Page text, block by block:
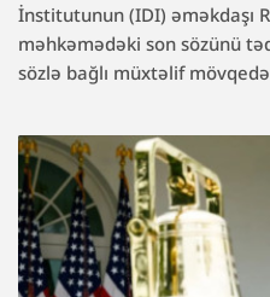
İnstitutunun (IDI) əməkdaşı
məhkəmədəki son sözünü
sözlə bağlı müxtəlif